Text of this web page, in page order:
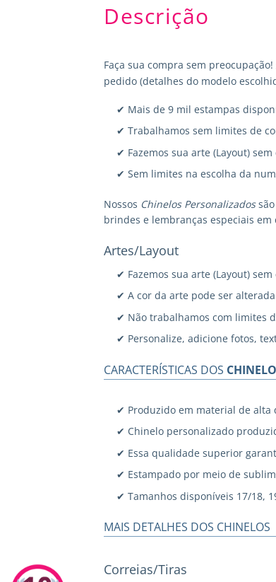
Descrição
Faça sua compra sem
pedido (detalhes do modelo
✔ Mais de 9 mil estampas
✔ Trabalhamos sem limites de
✔ Fazemos sua arte (Layout) sem
✔ Sem limites na escolha da
Nossos Chinelos Personalizadossão
brindes e lembranças especiais em
Artes/Layout
✔ Fazemos sua arte (Layout) sem
✔ A cor da arte pode ser
✔ Não trabalhamos com limites
✔ Personalize, adicione fotos,
CARACTERÍSTICAS DOS
✔ Produzido em material de alta
✔ Chinelo personalizado
✔ Essa qualidade superior
✔ Estampado por meio de
✔ Tamanhos disponíveis 17/18,
MAIS DETALHES DOS CHINELOS
Correias/Tiras